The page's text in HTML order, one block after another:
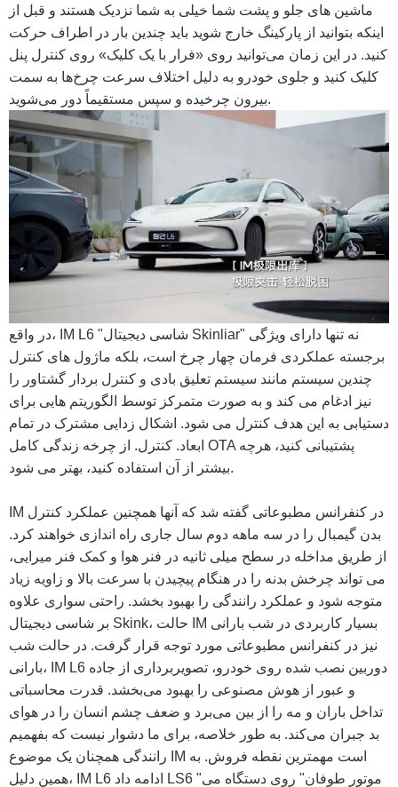
ماشین های جلو و پشت شما خیلی به شما نزدیک هستند و قبل از
اینکه بتوانید از پارکینگ خارج شوید باید چندین بار در اطراف حرکت
کنید. در این زمان می‌توانید روی «فرار با یک کلیک» روی کنترل پنل
کلیک کنید و جلوی خودرو به دلیل اختلاف سرعت چرخ‌ها به سمت
بیرون چرخیده و سپس مستقیماً دور می‌شوید.
در واقع، IM L6 "شاسی دیجیتال Skinliar" نه تنها دارای ویژگی
برجسته عملکردی فرمان چهار چرخ است، بلکه ماژول های کنترل
چندین سیستم مانند سیستم تعلیق بادی و کنترل بردار گشتاور را
نیز ادغام می کند و به صورت متمرکز توسط الگوریتم هایی برای
دستیابی به این هدف کنترل می شود. اشکال زدایی مشترک در تمام
ابعاد. کنترل. از چرخه زندگی کامل OTA پشتیبانی کنید، هرچه
بیشتر از آن استفاده کنید، بهتر می شود.
IM در کنفرانس مطبوعاتی گفته شد که آنها همچنین عملکرد کنترل
بدن گیمبال را در سه ماهه دوم سال جاری راه اندازی خواهند کرد.
از طریق مداخله در سطح میلی ثانیه در فنر هوا و کمک فنر میرایی،
می تواند چرخش بدنه را در هنگام پیچیدن با سرعت بالا و زاویه زیاد
متوجه شود و عملکرد رانندگی را بهبود بخشد. راحتی سواری علاوه
بر شاسی دیجیتال Skink، حالت IM بسیار کاربردی در شب بارانی
نیز در کنفرانس مطبوعاتی مورد توجه قرار گرفت. در حالت شب
بارانی، IM L6 دوربین نصب شده روی خودرو، تصویربرداری از جاده
و عبور از هوش مصنوعی را بهبود می‌بخشد. قدرت محاسباتی
تداخل باران و مه را از بین می‌برد و ضعف چشم انسان را در هوای
بد جبران می‌کند. به طور خلاصه، برای ما دشوار نیست که بفهمیم
رانندگی همچنان یک موضوع IM است مهمترین نقطه فروش. به
همین دلیل، IM L6 ادامه داد LS6 "موتور طوفان" روی دستگاه می